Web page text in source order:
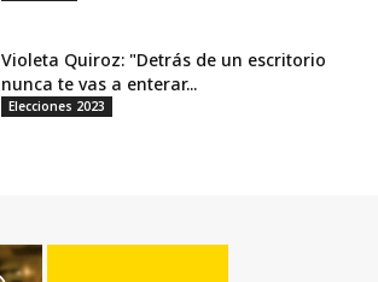
Violeta Quiroz: "Detrás de un escritorio
nunca te vas a enterar...
Elecciones 2023